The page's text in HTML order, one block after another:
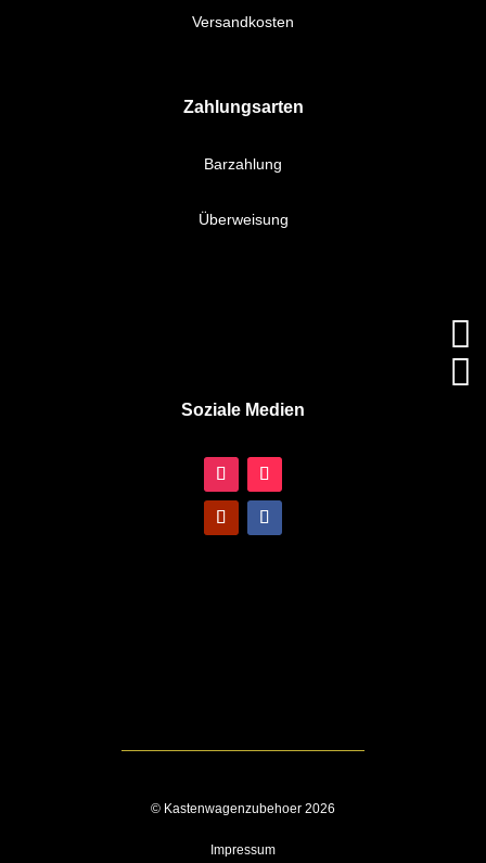
Versandkosten
Zahlungsarten
Barzahlung
Überweisung
Soziale Medien


© Kastenwagenzubehoer 2026
Impressum